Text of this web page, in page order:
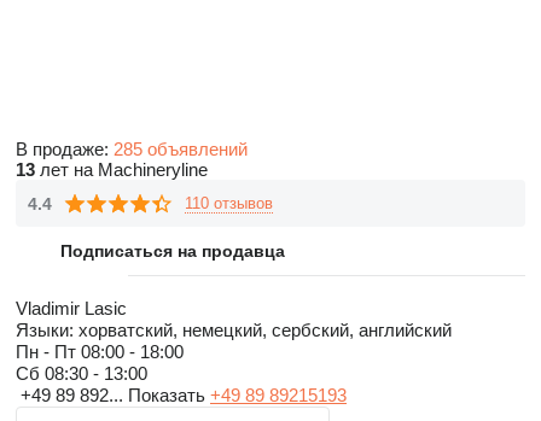
В продаже: 285 объявлений
13 лет на Machineryline
4.4 110 отзывов
Подписаться на продавца
Vladimir Lasic
Языки: хорватский, немецкий, сербский, английский
Пн - Пт 08:00 - 18:00
Сб 08:30 - 13:00
+49 89 892... Показать +49 89 89215193